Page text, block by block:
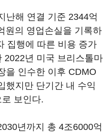
난해 연결 기준 2344억
원의 영업손실을 기록하
집행에 따른 비용 증가
2022년 미국 브리스톨마
을 인수한 이후 CDMO
했지만 단기간 내 수익
보인다.
년까지 총 4조6000억